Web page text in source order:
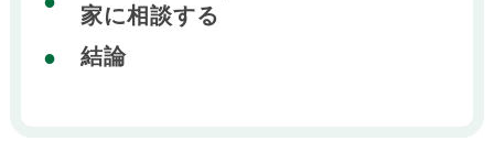
家に相談する
結論